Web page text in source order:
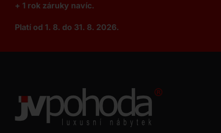
+ 1 rok záruky navíc.
Platí od 1. 8. do 31. 8. 2026.